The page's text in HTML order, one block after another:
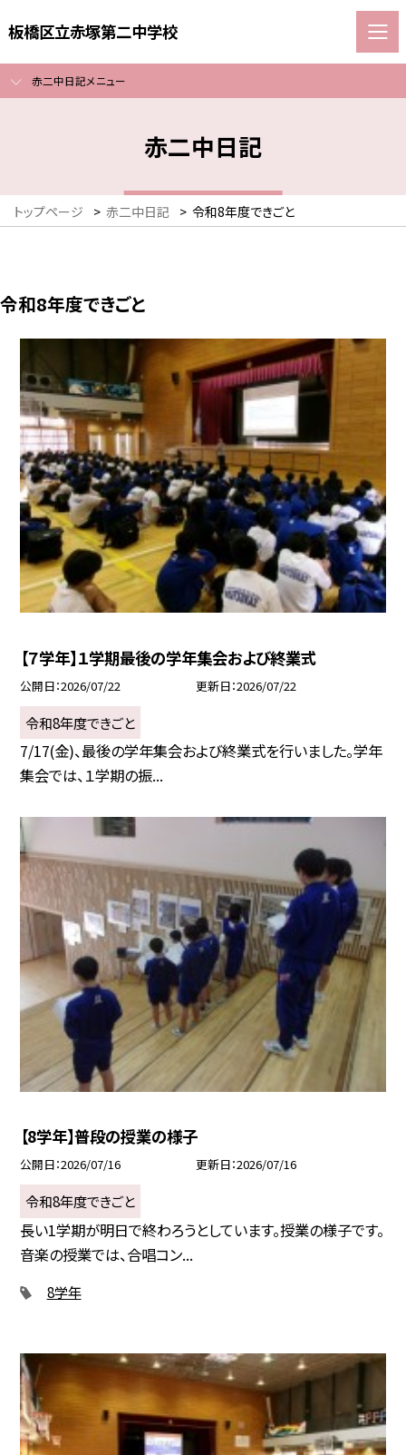
板橋区立赤塚第二中学校
赤二中日記メニュー
赤二中日記
トップページ > 赤二中日記 > 令和8年度できごと
令和8年度できごと
【７学年】１学期最後の学年集会および終業式
公開日 2026/07/22 更新日 2026/07/22
令和8年度できごと
7/17(金)、最後の学年集会および終業式を行いました。学年
集会では、１学期の振...
【8学年】普段の授業の様子
公開日 2026/07/16 更新日 2026/07/16
令和8年度できごと
長い1学期が明日で終わろうとしています。授業の様子です。
音楽の授業では、合唱コン...
8学年